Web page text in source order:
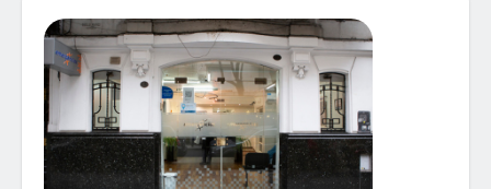
Ginecología
Pediatría
Dermatología
Endocrinología
Gastroenterología
Kinesiología
Neurología
Nutrición